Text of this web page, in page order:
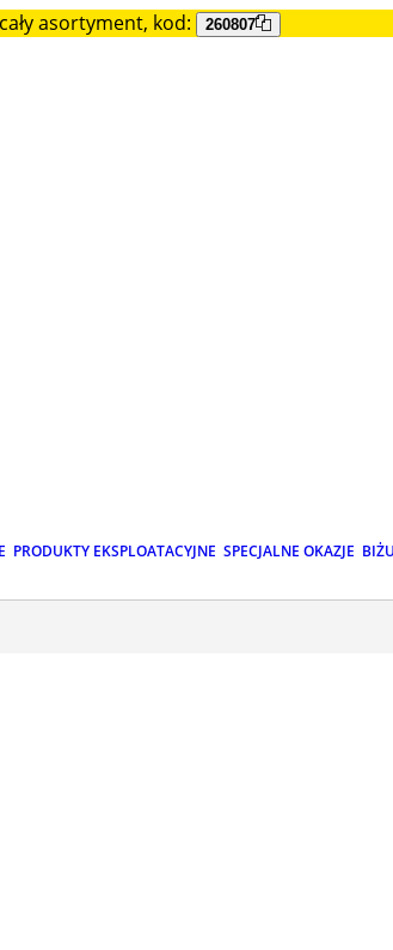
asortyment, kod: 260807
PRODUKTY EKSPLOATACYJNE SPECJALNE OKAZJE